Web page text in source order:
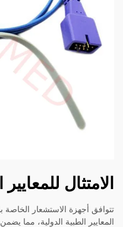
الامتثال للمعايير
المعايير الطبية الدولية، مما